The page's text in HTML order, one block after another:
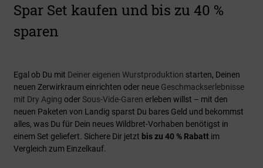
Spar Set kaufen und bis zu 40 %
sparen
Egal ob Du mit Deiner eigenen Wurstproduktion starten, Deinen
neuen Zerwirkraum einrichten oder neue Geschmackserlebnisse
mit Dry Aging oderSous-Vide-Garen erleben willst – mit den
neuen Paketen von Landig sparst Du bares Geld und bekommst
alles, was Du für Dein neues Wildbret-Vorhaben benötigst in
einem Set geliefert. Sichere Dir jetzt bis zu 40 % Rabatt im
Vergleich zum Einzelkauf.